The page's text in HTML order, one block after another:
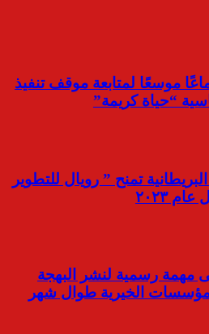
موسعًا لمتابعة موقف تنفيذ
“حياة كريمة”
تمنح ” رويال للتطوير
٢٠٢٣
مهمة رسمية لنشر البهجة
الخيرية طوال شهر